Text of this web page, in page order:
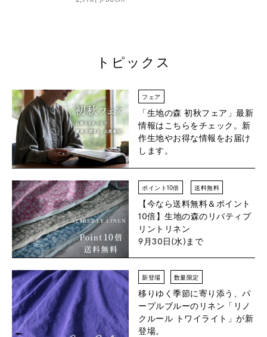
トピックス
フェア
「生地の森 初秋フェア」最新
情報はこちらをチェック。新
作生地やお得な情報をお届け
します。
ポイント10倍 送料無料
【今なら送料無料＆ポイント
10倍】生地の森のリバティプ
リントリネン
9月30日(水)まで
新登場 数量限定
移りゆく季節に寄り添う、パ
ープルブルーのリネン「リノ
クルール トワイライト」が新
登場。